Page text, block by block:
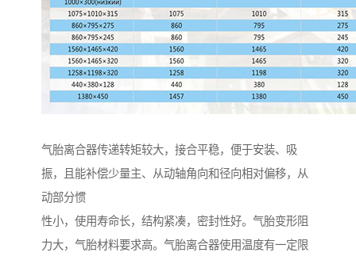
气胎离合器传递转矩较大，接合平稳，便于安装、吸
振，且能补偿少量主、从动轴角向和径向相对偏移，从
动部分惯
性小，使用寿命长，结构紧凑，密封性好。气胎变形阻
力大，气胎材料要求高。气胎离合器使用温度有一定限